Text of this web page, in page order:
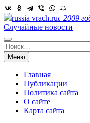
Skip
to
content
russia vrach.ruс 2009
Случайные новости
Найти:
Меню
Главная
Публикации
Политика сайта
О сайте
Карта сайта